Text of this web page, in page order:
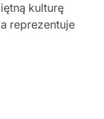
kulturę
reprezentuje